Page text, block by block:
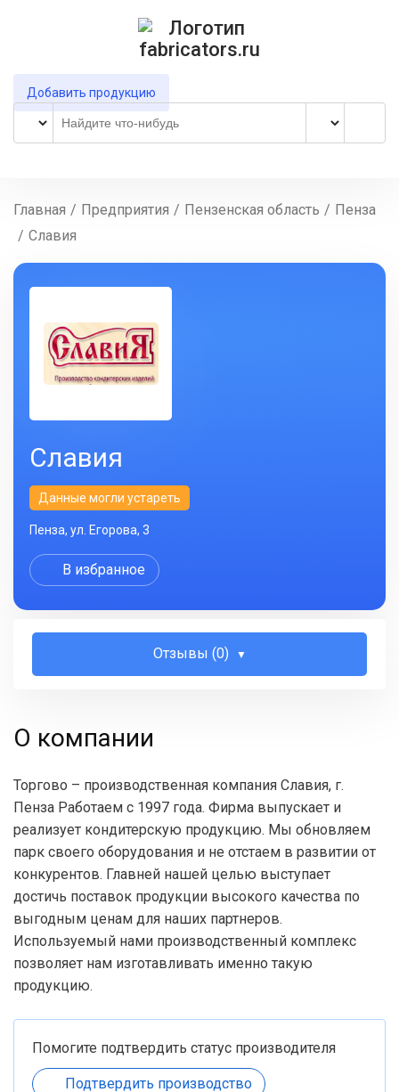
Добавить продукцию
Главная / Предприятия / Пензенская область / Пенза
/ Славия
Славия
Данные могли устареть
Пенза, ул. Егорова, 3
В избранное
Отзывы (0)
О компании
Торгово – производственная компания Славия, г.
Пенза Работаем с 1997 года. Фирма выпускает и
реализует кондитерскую продукцию. Мы обновляем
парк своего оборудования и не отстаем в развитии от
конкурентов. Главней нашей целью выступает
достичь поставок продукции высокого качества по
выгодным ценам для наших партнеров.
Используемый нами производственный комплекс
позволяет нам изготавливать именно такую
продукцию.
Помогите подтвердить статус производителя
Подтвердить производство